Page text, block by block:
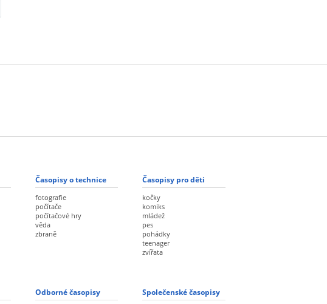
Časopisy o technice
fotografie
počítače
počítačové hry
věda
zbraně
Časopisy pro děti
kočky
komiks
mládež
pes
pohádky
teenager
zvířata
Odborné časopisy Společenské časopisy